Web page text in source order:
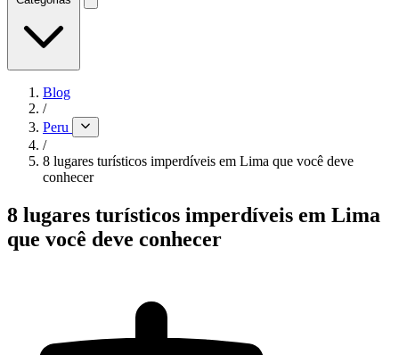
Blog
/
Peru
/
8 lugares turísticos imperdíveis em Lima que você deve
conhecer
8 lugares turísticos imperdíveis em Lima
que você deve conhecer